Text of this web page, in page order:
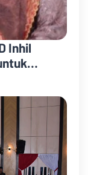
Inhil